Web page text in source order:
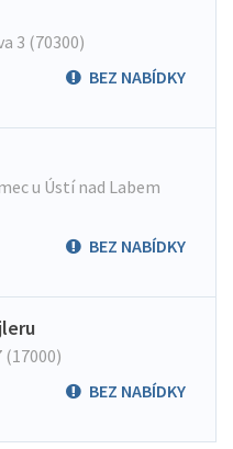
3 (70300)
BEZ NABÍDKY
u Ústí nad Labem
BEZ NABÍDKY
(17000)
BEZ NABÍDKY